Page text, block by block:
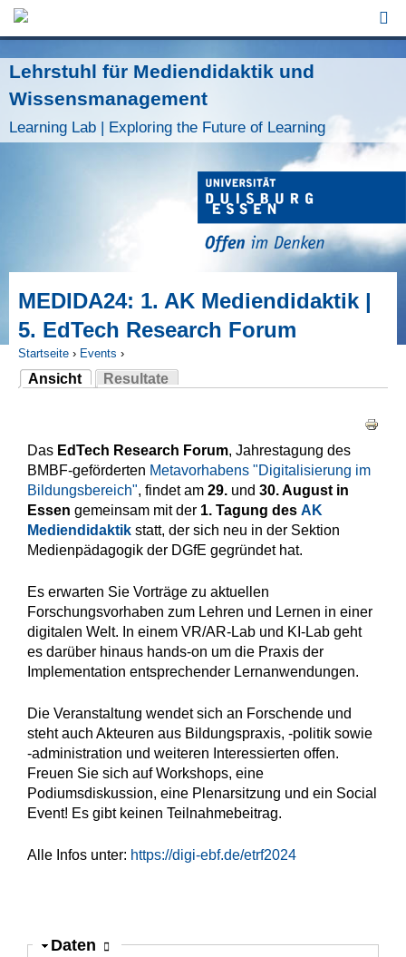
Lehrstuhl für Mediendidaktik und
Wissensmanagement
Learning Lab | Exploring the Future of Learning
MEDIDA24: 1. AK Mediendidaktik |
5. EdTech Research Forum
Sie sind hier
Startseite › Events ›
Ansicht
(aktiver Reiter)
Resultate
Das EdTech Research Forum, Jahrestagung des
BMBF-geförderten Metavorhabens "Digitalisierung im
Bildungsbereich", findet am 29. und 30. August in
Essen gemeinsam mit der 1. Tagung des AK
Mediendidaktik statt, der sich neu in der Sektion
Medienpädagogik der DGfE gegründet hat.
Es erwarten Sie Vorträge zu aktuellen
Forschungsvorhaben zum Lehren und Lernen in einer
digitalen Welt. In einem VR/AR-Lab und KI-Lab geht
es darüber hinaus hands-on um die Praxis der
Implementation entsprechender Lernanwendungen.
Die Veranstaltung wendet sich an Forschende und
steht auch Akteuren aus Bildungspraxis, -politik sowie
-administration und weiteren Interessierten offen.
Freuen Sie sich auf Workshops, eine
Podiumsdiskussion, eine Plenarsitzung und ein Social
Event! Es gibt keinen Teilnahmebeitrag.
Alle Infos unter: https://digi-ebf.de/etrf2024
Ausblenden
Daten